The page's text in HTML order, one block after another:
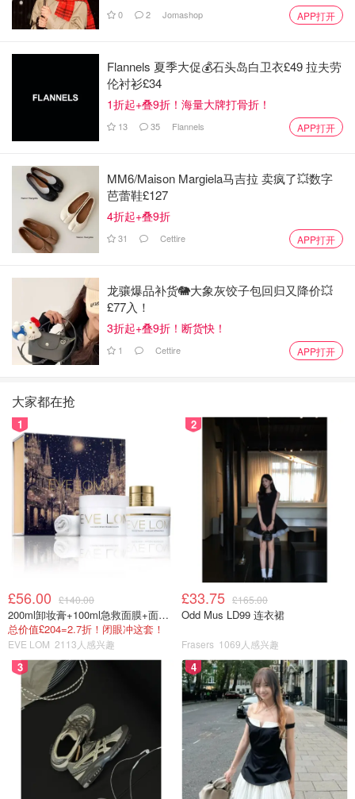
0 2 Jomashop APP打开
Flannels 夏季大促💰石头岛白卫衣£49 拉夫劳
伦衬衫£34
1折起+叠9折！海量大牌打骨折！
13 35 Flannels APP打开
MM6/Maison Margiela马吉拉 卖疯了💥数字
芭蕾鞋£127
4折起+叠9折
31 Cettire APP打开
龙骧爆品补货🐘大象灰饺子包回归又降价💥
£77入！
3折起+叠9折！断货快！
1 Cettire APP打开
大家都在抢
1
£56.00 £140.00
200ml卸妆膏+100ml急救面膜+面霜+洁颜布
总价值£204=2.7折！闭眼冲这套！
EVE LOM 2113人感兴趣
2
£33.75 £165.00
Odd Mus LD99 连衣裙
Frasers 1069人感兴趣
3 4